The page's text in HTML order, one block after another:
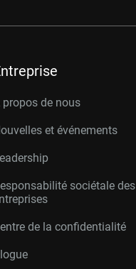
propos de nous
et événements
sociétale des
de la confidentialité